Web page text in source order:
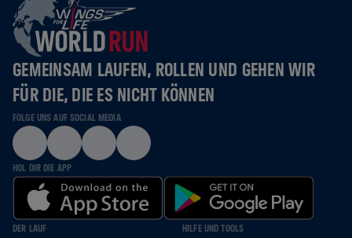
GEMEINSAM LAUFEN, ROLLEN UND GEHEN WIR
FÜR DIE, DIE ES NICHT KÖNNEN
FOLGE UNS AUF SOCIAL MEDIA
HOL DIR DIE APP
DER LAUF HILFE UND TOOLS